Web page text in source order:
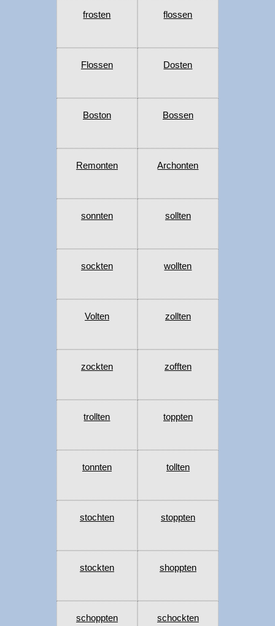
frosten flossen
Flossen Dosten
Boston Bossen
Remonten Archonten
sonnten sollten
sockten wollten
Volten zollten
zockten zofften
trollten toppten
tonnten tollten
stochten stoppten
stockten shoppten
schoppten schockten